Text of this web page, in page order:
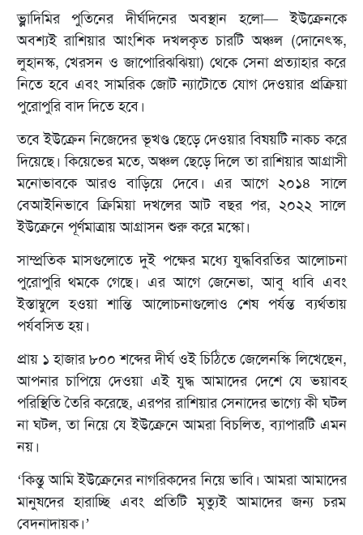
ভ্লাদিমির পুতিনের দীর্ঘদিনের অবস্থান হলো— ইউক্রেনকে
অবশ্যই রাশিয়ার আংশিক দখলকৃত চারটি অঞ্চল (দোনেৎস্ক,
লুহানস্ক, খেরসন ও জাপোরিঝঝিয়া) থেকে সেনা প্রত্যাহার করে
নিতে হবে এবং সামরিক জোট ন্যাটোতে যোগ দেওয়ার প্রক্রিয়া
পুরোপুরি বাদ দিতে হবে।
তবে ইউক্রেন নিজেদের ভূখণ্ড ছেড়ে দেওয়ার বিষয়টি নাকচ করে
দিয়েছে। কিয়েভের মতে, অঞ্চল ছেড়ে দিলে তা রাশিয়ার আগ্রাসী
মনোভাবকে আরও বাড়িয়ে দেবে। এর আগে ২০১৪ সালে
বেআইনিভাবে ক্রিমিয়া দখলের আট বছর পর, ২০২২ সালে
ইউক্রেনে পূর্ণমাত্রায় আগ্রাসন শুরু করে মস্কো।
সাম্প্রতিক মাসগুলোতে দুই পক্ষের মধ্যে যুদ্ধবিরতির আলোচনা
পুরোপুরি থমকে গেছে। এর আগে জেনেভা, আবু ধাবি এবং
ইস্তাম্বুলে হওয়া শান্তি আলোচনাগুলোও শেষ পর্যন্ত ব্যর্থতায়
পর্যবসিত হয়।
প্রায় ১ হাজার ৮০০ শব্দের দীর্ঘ ওই চিঠিতে জেলেনস্কি লিখেছেন,
আপনার চাপিয়ে দেওয়া এই যুদ্ধ আমাদের দেশে যে ভয়াবহ
পরিস্থিতি তৈরি করেছে, এরপর রাশিয়ার সেনাদের ভাগ্যে কী ঘটল
না ঘটল, তা নিয়ে যে ইউক্রেনে আমরা বিচলিত, ব্যাপারটি এমন
নয়।
‘কিন্তু আমি ইউক্রেনের নাগরিকদের নিয়ে ভাবি। আমরা আমাদের
মানুষদের হারাচ্ছি এবং প্রতিটি মৃত্যুই আমাদের জন্য চরম
বেদনাদায়ক।’